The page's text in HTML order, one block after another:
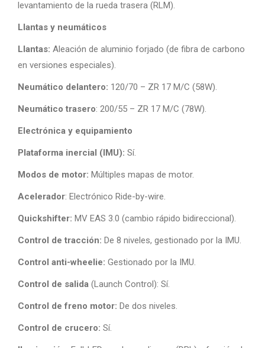
levantamiento de la rueda trasera (RLM).
Llantas y neumáticos
Llantas: Aleación de aluminio forjado (de fibra de carbono
en versiones especiales).
Neumático delantero: 120/70 – ZR 17 M/C (58W).
Neumático trasero: 200/55 – ZR 17 M/C (78W).
Electrónica y equipamiento
Plataforma inercial (IMU): Sí.
Modos de motor: Múltiples mapas de motor.
Acelerador: Electrónico Ride-by-wire.
Quickshifter: MV EAS 3.0 (cambio rápido bidireccional).
Control de tracción: De 8 niveles, gestionado por la IMU.
Control anti-wheelie: Gestionado por la IMU.
Control de salida (Launch Control): Sí.
Control de freno motor: De dos niveles.
Control de crucero: Sí.